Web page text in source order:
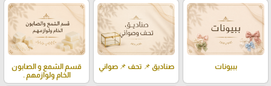
ببيونات صناديق 📌 تحف 📌 صواني
قسم الشمع و الصابون
الخام ولوازمهم .